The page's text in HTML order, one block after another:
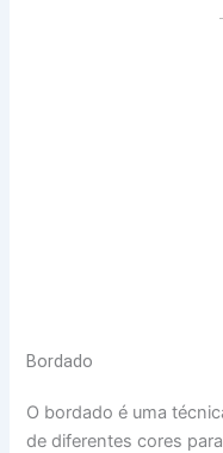
Bordado
O bordado é uma
de diferentes cores